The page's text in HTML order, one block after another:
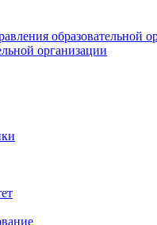
образовательной
организации